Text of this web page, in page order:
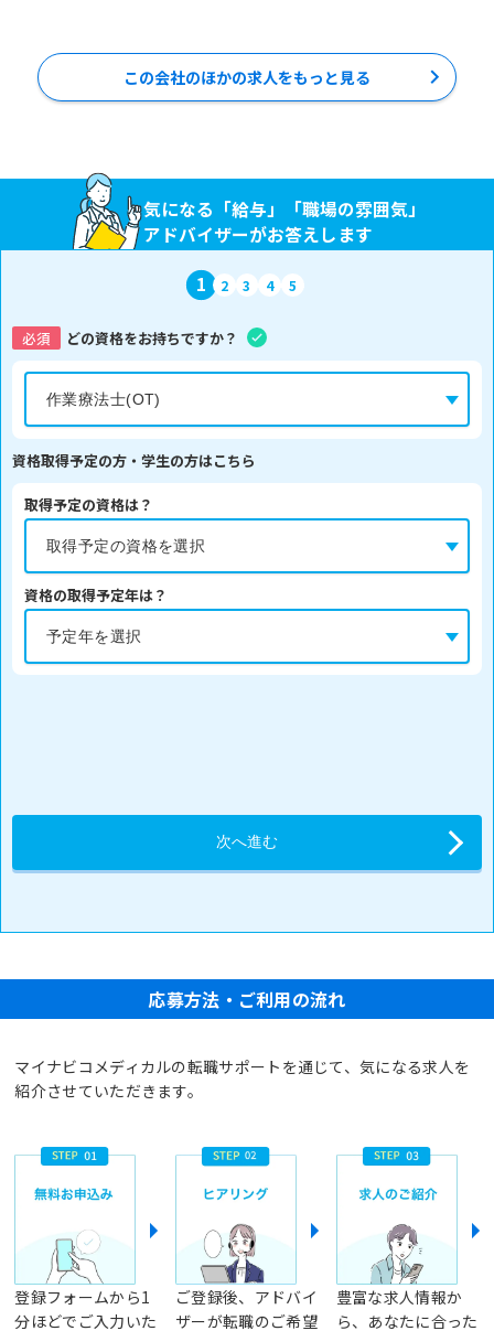
この会社のほかの求人をもっと見る
気になる「給与」「職場の雰囲気」
アドバイザーがお答えします
1 2 3 4 5
必須 どの資格をお持ちですか？
資格取得予定の方・学生の方はこちら
取得予定の資格は？
資格の取得予定年は？
応募方法・ご利用の流れ
マイナビコメディカルの転職サポートを通じて、気になる求人を
紹介させていただきます。
登録フォームから1
分ほどでご入力いた
ご登録後、アドバイ
ザーが転職のご希望
豊富な求人情報か
ら、あなたに合った